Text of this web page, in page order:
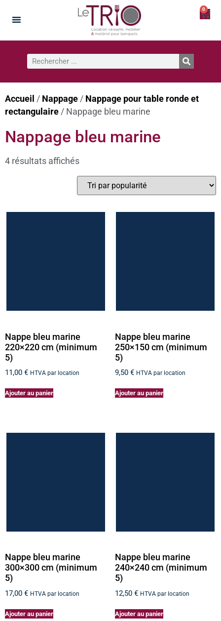
0
Accueil / Nappage / Nappage pour table ronde et
rectangulaire / Nappage bleu marine
Nappage bleu marine
4 résultats affichés
Nappe bleu marine
220×220 cm (minimum
5)
11,00 € HTVA par location
Ajouter au panier
Nappe bleu marine
250×150 cm (minimum
5)
9,50 € HTVA par location
Ajouter au panier
Nappe bleu marine
300×300 cm (minimum
5)
17,00 € HTVA par location
Ajouter au panier
Nappe bleu marine
240×240 cm (minimum
5)
12,50 € HTVA par location
Ajouter au panier